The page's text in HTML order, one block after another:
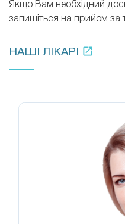
Якщо Вам необхідний
запишіться на прийом за
НАШІ ЛІКАРІ